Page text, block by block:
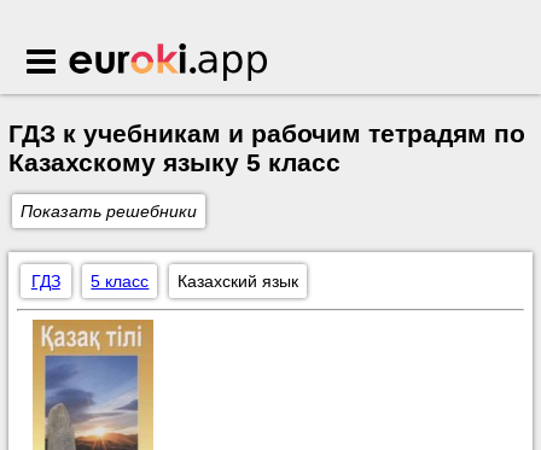
Euroki.app
ГДЗ к учебникам и рабочим тетрадям по
Казахскому языку 5 класс
Показать решебники
ГДЗ 5 класс Казахский язык